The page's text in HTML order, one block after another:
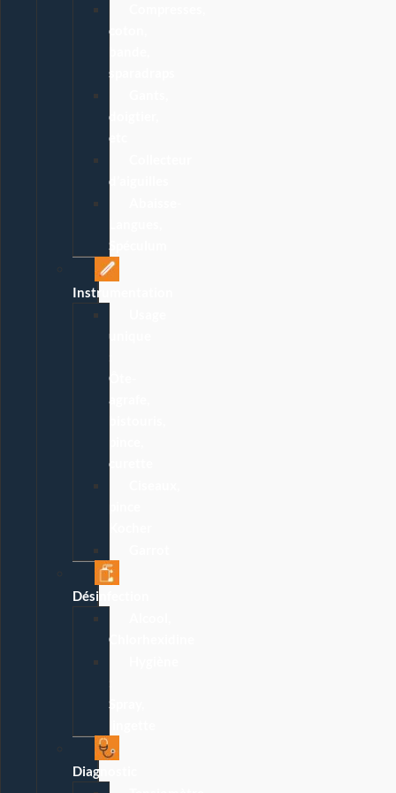
coton,
sparadraps
doigtier,
etc
d’aiguilles
Spéculum
Instrumentation
unique
Ôte-
agrafe,
curette
Désinfection
Chlorhexidine
Spray,
Diagnostic